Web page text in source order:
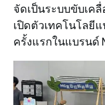
จัดเป็นระบบขับเค
เปิดตัวเทคโนโลยี
ครั้งแรกในแบรนด์